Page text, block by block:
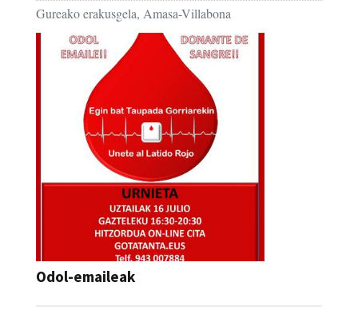
Gureako erakusgela, Amasa-Villabona
Odol-emaileak